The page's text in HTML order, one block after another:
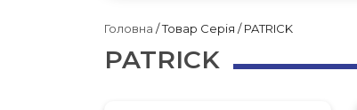
Головна / Товар Серія / PATRICK
PATRICK